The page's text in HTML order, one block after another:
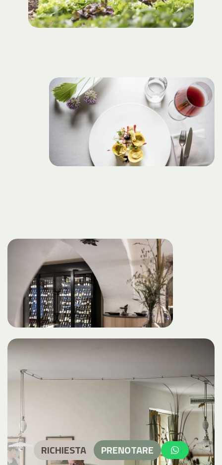
RICHIESTA PRENOTARE